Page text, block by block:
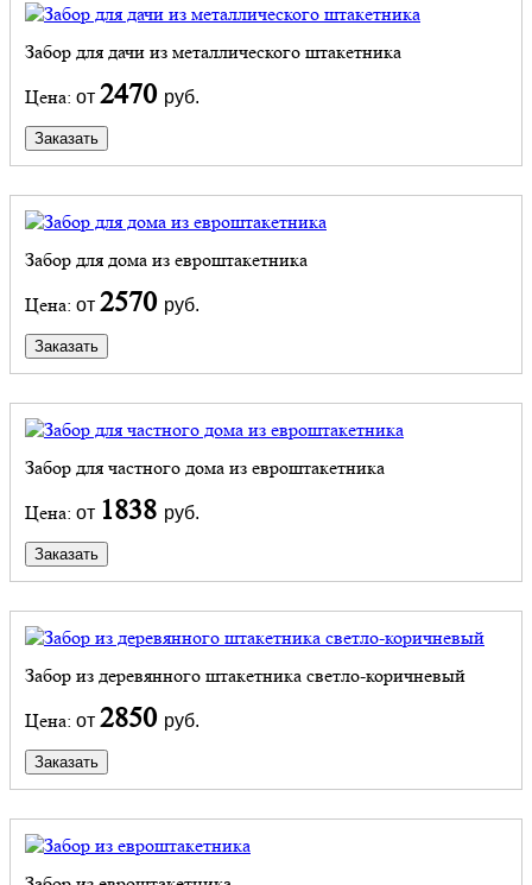
Забор для дачи из металлического штакетника
Цена: от 2470 руб.
Заказать
Забор для дома из евроштакетника
Цена: от 2570 руб.
Заказать
Забор для частного дома из евроштакетника
Цена: от 1838 руб.
Заказать
Забор из деревянного штакетника светло-коричневый
Цена: от 2850 руб.
Заказать